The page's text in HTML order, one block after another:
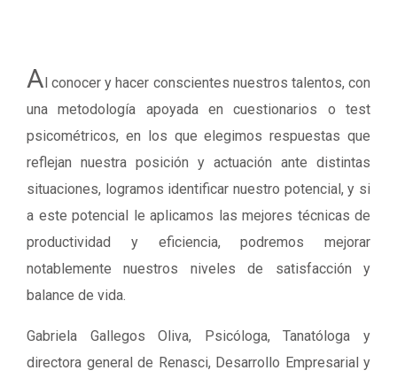
Al conocer y hacer conscientes nuestros talentos, con
una metodología apoyada en cuestionarios o test
psicométricos, en los que elegimos respuestas que
reflejan nuestra posición y actuación ante distintas
situaciones, logramos identificar nuestro potencial, y si
a este potencial le aplicamos las mejores técnicas de
productividad y eficiencia, podremos mejorar
notablemente nuestros niveles de satisfacción y
balance de vida.
Gabriela Gallegos Oliva, Psicóloga, Tanatóloga y
directora general de Renasci, Desarrollo Empresarial y